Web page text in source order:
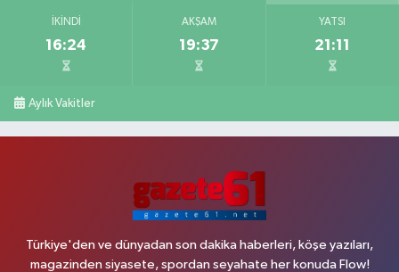
İKINDI
16:24
AKŞAM
19:37
YATSI
21:11
Aylık Vakitler
Türkiye'den ve dünyadan son dakika haberleri, köşe yazıları,
magazinden siyasete, spordan seyahate her konuda Flow!